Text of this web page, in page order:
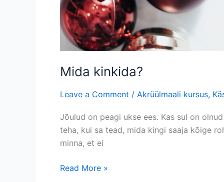
Mida kinkida?
Leave a Comment / Akrüülmaali kursus,
Jõulud on peagi ukse ees. Kas sul on
teha, kui sa tead, mida kingi saaja kõige
minna, et ei
Read More »